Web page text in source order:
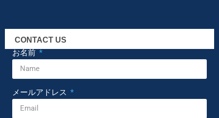
CONTACT US
お名前
メールアドレス